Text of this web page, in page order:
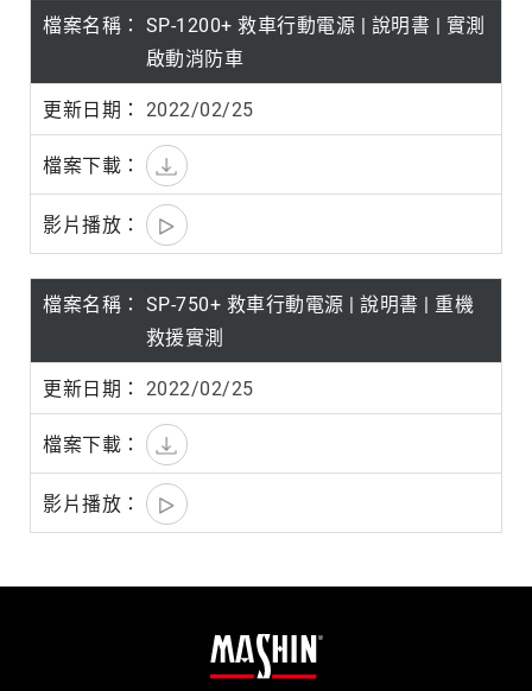
SP-1200+ 救車行動電源 | 說明書 | 實測
啟動消防車
2022/02/25
SP-750+ 救車行動電源 | 說明書 | 重機
救援實測
2022/02/25